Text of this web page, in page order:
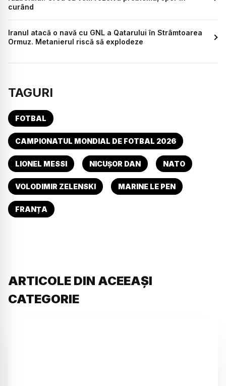
curând
Iranul atacă o navă cu GNL a Qatarului în Strâmtoarea
Ormuz. Metanierul riscă să explodeze
TAGURI
FOTBAL
CAMPIONATUL MONDIAL DE FOTBAL 2026
LIONEL MESSI NICUȘOR DAN NATO
VOLODIMIR ZELENSKI MARINE LE PEN
FRANȚA
ARTICOLE DIN ACEEAȘI
CATEGORIE